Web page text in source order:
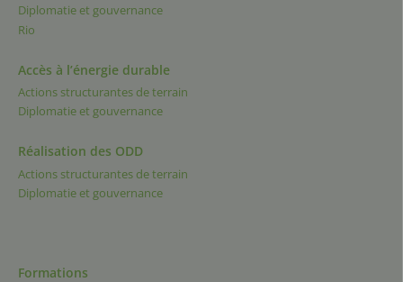
Diplomatie et gouvernance
Rio
Accès à l’énergie durable
Actions structurantes de terrain
Diplomatie et gouvernance
Réalisation des ODD
Actions structurantes de terrain
Diplomatie et gouvernance
Formations